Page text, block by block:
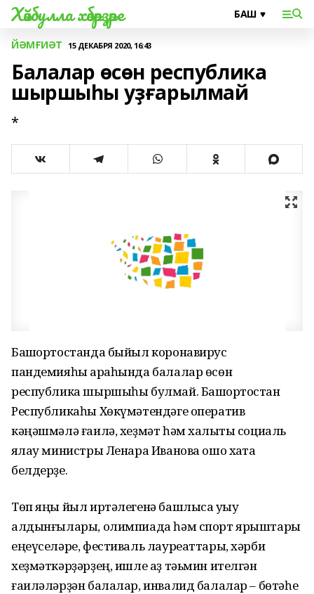
Хәйбулла хәбәрҙәре
ЙӘМҒИӘТ 15 ДЕКАБРЯ 2020, 16:43
Балалар өсөн республика
шыршыһы уҙғарылмай
*
Башҡортостанда быйыл коронавирус
пандемияһы арҡаһында балалар өсөн
республика шыршыһы булмай. Башҡортостан
Республикаһы Хөкүмәтендәге оператив
кәңәшмәлә ғаилә, хеҙмәт һәм халыҡты социаль
яҡлау министры Ленара Иванова ошо хаҡта
белдерҙе.
Төп яңы йыл иртәлегенә башлыса уҡыу
алдынғылары, олимпиада һәм спорт ярыштары
еңеүселәре, фестиваль лауреаттары, хәрби
хеҙмәткәрҙәрҙең, ишле аҙ тәьмин ителгән
ғаиләләрҙән балалар, инвалид балалар – бөтәһе